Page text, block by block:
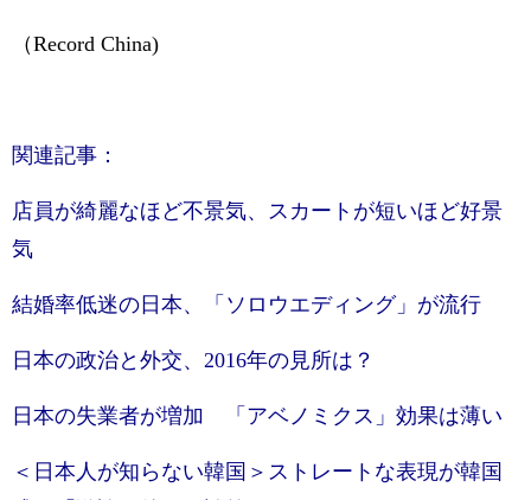
（Record China)
関連記事：
店員が綺麗なほど不景気、スカートが短いほど好景
気
結婚率低迷の日本、「ソロウエディング」が流行
日本の政治と外交、2016年の見所は？
日本の失業者が増加 「アベノミクス」効果は薄い
＜日本人が知らない韓国＞ストレートな表現が韓国